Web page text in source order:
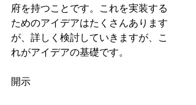
府を持つことです。これを実装する
ためのアイデアはたくさんあります
が、詳しく検討していきますが、こ
れがアイデアの基礎です。
開示